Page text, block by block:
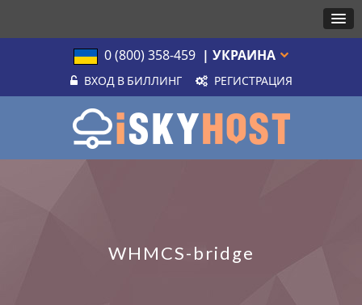
0 (800) 358-459 | УКРАИНА
ВХОД В БИЛЛИНГ РЕГИСТРАЦИЯ
WHMCS-bridge